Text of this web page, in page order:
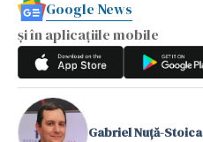
Google News
și în aplicațiile mobile
Gabriel Nuță-Stoica